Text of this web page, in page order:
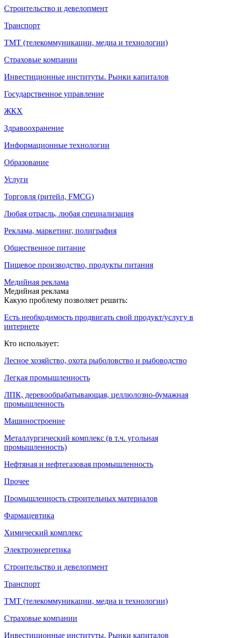
Строительство и девелопмент
Транспорт
ТМТ (телекоммуникации, медиа и технологии)
Страховые компании
Инвестиционные институты. Рынки капиталов
Государственное управление
ЖКХ
Здравоохранение
Информационные технологии
Образование
Услуги
Торговля (ритейл, FMCG)
Любая отрасль, любая специализация
Реклама, маркетинг, полиграфия
Общественное питание
Пищевое производство, продукты питания
Медийная реклама
Медийная реклама
Какую проблему позволяет решить:
Есть необходимость продвигать свой продукт/услугу в
интернете
Кто использует:
Лесное хозяйство, охота рыболовство и рыбоводство
Легкая промышленность
ЛПК, деревообрабатывающая, целлюлозно-бумажная
промышленность
Машиностроение
Металлургический комплекс (в т.ч. угольная
промышленность)
Нефтяная и нефтегазовая промышленность
Прочее
Промышленность строительных материалов
Фармацевтика
Химический комплекс
Электроэнергетика
Строительство и девелопмент
Транспорт
ТМТ (телекоммуникации, медиа и технологии)
Страховые компании
Инвестиционные институты. Рынки капиталов